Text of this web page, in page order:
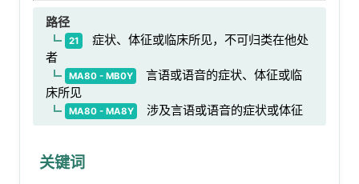
路径
21
症状、体征或临床所见，不可归类在他处
者
MA80 - MB0Y
言语或语音的症状、体征或临
床所见
MA80 - MA8Y 涉及言语或语音的症状或体征
关键词